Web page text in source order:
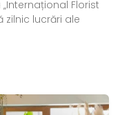
Florist
zilnic lucrări ale